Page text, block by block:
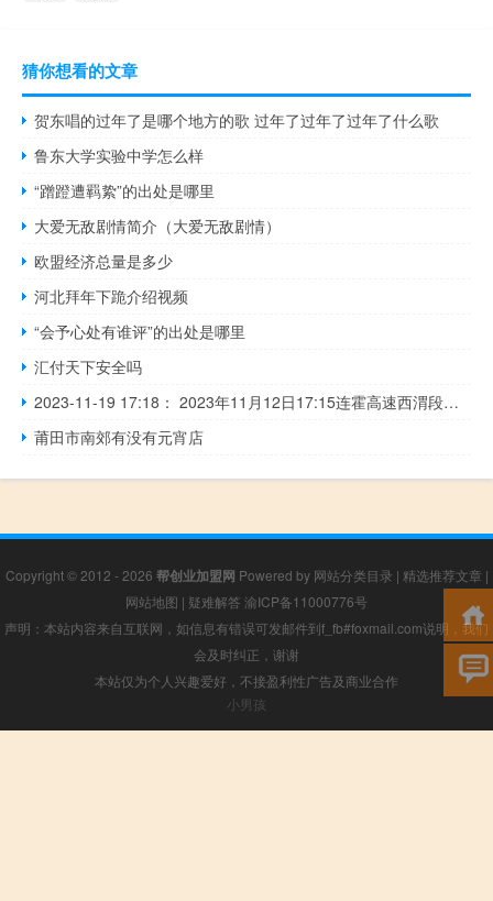
猜你想看的文章
贺东唱的过年了是哪个地方的歌 过年了过年了过年了什么歌
鲁东大学实验中学怎么样
“蹭蹬遭羁絷”的出处是哪里
大爱无敌剧情简介（大爱无敌剧情）
欧盟经济总量是多少
河北拜年下跪介绍视频
“会予心处有谁评”的出处是哪里
汇付天下安全吗
2023-11-19 17:18： 2023年11月12日17:15连霍高速西渭段西安方向豁口至灞桥之间K1031+400处,占用两个行车道。 ​​​
莆田市南郊有没有元宵店
Copyright © 2012 - 2026 帮创业加盟网 Powered by 网站分类目录 | 精选推荐文章 |
网站地图 | 疑难解答 渝ICP备11000776号
声明：本站内容来自互联网，如信息有错误可发邮件到f_fb#foxmail.com说明，我们
会及时纠正，谢谢
本站仅为个人兴趣爱好，不接盈利性广告及商业合作
小男孩